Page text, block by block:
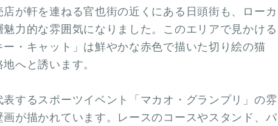
が軒を連ねる官也街の近くにある日頭街も、ローカ
力的な雰囲気になりました。このエリアで見かける
・キャット」は鮮やかな赤色で描いた切り絵の猫
へと誘います。
するスポーツイベント「マカオ・グランプリ」の雰
が描かれています。レースのコースやスタンド、バ